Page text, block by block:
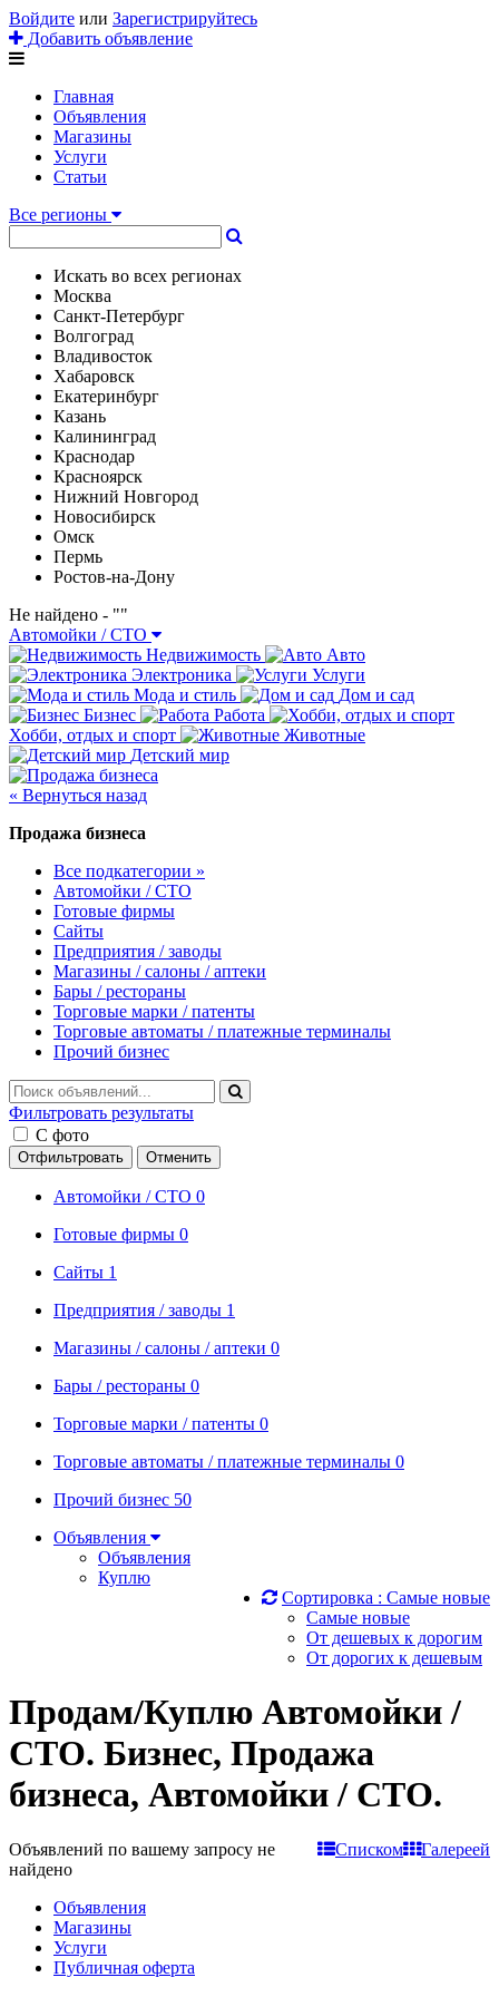
Войдите или Зарегистрируйтесь
Добавить объявление
Главная
Объявления
Магазины
Услуги
Статьи
Все регионы
Искать во всех регионах
Москва
Санкт-Петербург
Волгоград
Владивосток
Хабаровск
Екатеринбург
Казань
Калининград
Краснодар
Красноярск
Нижний Новгород
Новосибирск
Омск
Пермь
Ростов-на-Дону
Не найдено - ""
Автомойки / СТО
Недвижимость
Авто
Электроника
Услуги
Мода и стиль
Дом и сад
Бизнес
Работа
Хобби, отдых и спорт
Животные
Детский мир
« Вернуться назад
Продажа бизнеса
Все подкатегории »
Автомойки / СТО
Готовые фирмы
Сайты
Предприятия / заводы
Магазины / салоны / аптеки
Бары / рестораны
Торговые марки / патенты
Торговые автоматы / платежные терминалы
Прочий бизнес
Фильтровать результаты
С фото
Отфильтровать Отменить
Автомойки / СТО 0
Готовые фирмы 0
Сайты 1
Предприятия / заводы 1
Магазины / салоны / аптеки 0
Бары / рестораны 0
Торговые марки / патенты 0
Торговые автоматы / платежные терминалы 0
Прочий бизнес 50
Объявления
Объявления
Куплю
Сортировка : Самые новые
Самые новые
От дешевых к дорогим
От дорогих к дешевым
Продам/Куплю Автомойки /
СТО. Бизнес, Продажа
бизнеса, Автомойки / СТО.
Списком Галереей
Объявлений по вашему запросу не
найдено
Объявления
Магазины
Услуги
Публичная оферта